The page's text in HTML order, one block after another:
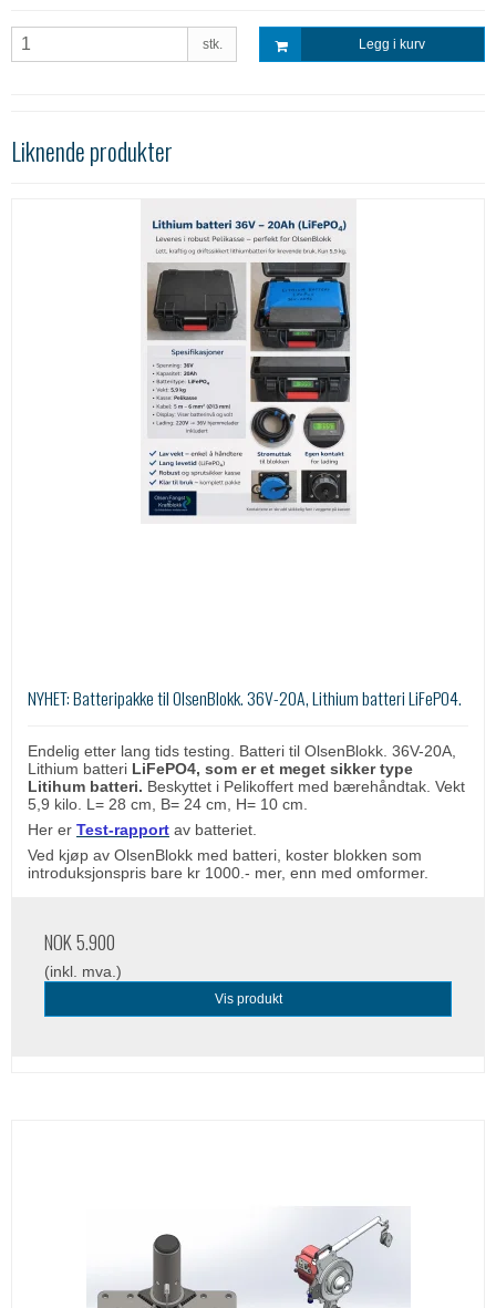
stk. Legg i kurv
Liknende produkter
NYHET: Batteripakke til OlsenBlokk. 36V-20A, Lithium batteri LiFePO4.
Endelig etter lang tids testing. Batteri til OlsenBlokk. 36V-20A,
Lithium batteri LiFePO4, som er et meget sikker type
Litihum batteri. Beskyttet i Pelikoffert med bærehåndtak. Vekt
5,9 kilo. L= 28 cm, B= 24 cm, H= 10 cm.
Her er Test-rapport av batteriet.
Ved kjøp av OlsenBlokk med batteri, koster blokken som
introduksjonspris bare kr 1000.- mer, enn med omformer.
NOK 5.900
(inkl. mva.)
Vis produkt